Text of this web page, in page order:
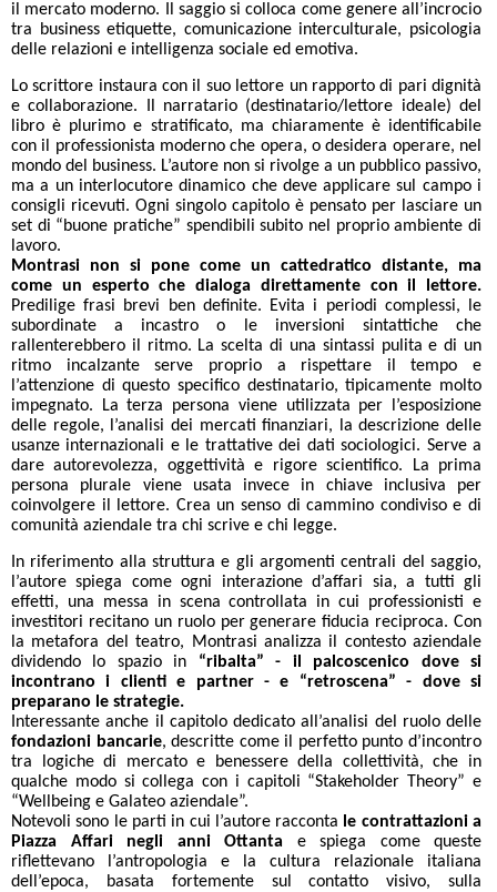
il mercato moderno. Il saggio si colloca come genere all’incrocio
tra business etiquette, comunicazione interculturale, psicologia
delle relazioni e intelligenza sociale ed emotiva.
Lo scrittore instaura con il suo lettore un rapporto di pari dignità
e collaborazione. Il narratario (destinatario/lettore ideale) del
libro è plurimo e stratificato, ma chiaramente è identificabile
con il professionista moderno che opera, o desidera operare, nel
mondo del business. L’autore non si rivolge a un pubblico passivo,
ma a un interlocutore dinamico che deve applicare sul campo i
consigli ricevuti. Ogni singolo capitolo è pensato per lasciare un
set di “buone pratiche” spendibili subito nel proprio ambiente di
lavoro.
Montrasi non si pone come un cattedratico distante, ma
come un esperto che dialoga direttamente con il lettore.
Predilige frasi brevi ben definite. Evita i periodi complessi, le
subordinate a incastro o le inversioni sintattiche che
rallenterebbero il ritmo. La scelta di una sintassi pulita e di un
ritmo incalzante serve proprio a rispettare il tempo e
l’attenzione di questo specifico destinatario, tipicamente molto
impegnato. La terza persona viene utilizzata per l’esposizione
delle regole, l’analisi dei mercati finanziari, la descrizione delle
usanze internazionali e le trattative dei dati sociologici. Serve a
dare autorevolezza, oggettività e rigore scientifico. La prima
persona plurale viene usata invece in chiave inclusiva per
coinvolgere il lettore. Crea un senso di cammino condiviso e di
comunità aziendale tra chi scrive e chi legge.
In riferimento alla struttura e gli argomenti centrali del saggio,
l’autore spiega come ogni interazione d’affari sia, a tutti gli
effetti, una messa in scena controllata in cui professionisti e
investitori recitano un ruolo per generare fiducia reciproca. Con
la metafora del teatro, Montrasi analizza il contesto aziendale
dividendo lo spazio in “ribalta” - il palcoscenico dove si
incontrano i clienti e partner - e “retroscena” - dove si
preparano le strategie.
Interessante anche il capitolo dedicato all’analisi del ruolo delle
fondazioni bancarie, descritte come il perfetto punto d’incontro
tra logiche di mercato e benessere della collettività, che in
qualche modo si collega con i capitoli “Stakeholder Theory” e
“Wellbeing e Galateo aziendale”.
Notevoli sono le parti in cui l’autore racconta le contrattazioni a
Piazza Affari negli anni Ottanta e spiega come queste
riflettevano l’antropologia e la cultura relazionale italiana
dell’epoca, basata fortemente sul contatto visivo, sulla